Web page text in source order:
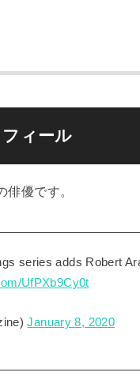
ィール
優です。
series adds Robert
UfPXb9Cy0t
January 8, 2020